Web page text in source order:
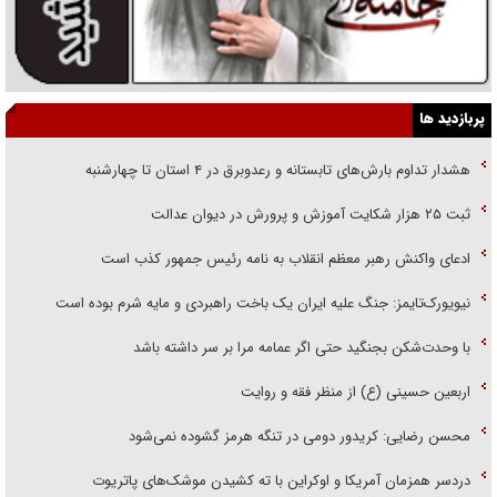
پربازدید ها
هشدار تداوم بارش‌های تابستانه و رعدوبرق در ۴ استان تا چهارشنبه
ثبت ۲۵ هزار شکایت آموزش و پرورش در دیوان عدالت
ادعای واکنش رهبر معظم انقلاب به نامه رئیس جمهور کذب است
نیویورک‌تایمز: جنگ علیه ایران یک باخت راهبردی و مایه شرم بوده است
با وحدت‌شکن بجنگید حتی اگر عمامه مرا بر سر داشته باشد
اربعین حسینی (ع) از منظر فقه و روایت
محسن رضایی: کریدور دومی در تنگه هرمز گشوده نمی‌شود
دردسر همزمان آمریکا و اوکراین با ته کشیدن موشک‌های پاتریوت